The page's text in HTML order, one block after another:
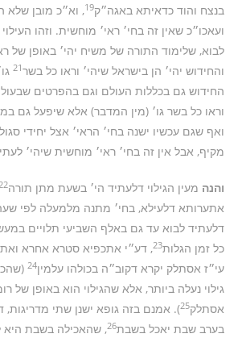
בנצח והוד כדאיתא באגה״ק19, וא״כ מובן שלא
ועאכו״כ שאין זה בחי׳ ראי׳ מוחשית. וזהו
לבוא, שלימוד התורה של משיח יהי׳ באופן של
והחידוש יהי׳ הן בישראל שיהי׳ וראו כל בשר21
החידוש גם בכללות העולם וגם בהפרטים
וראו כל בשר גו׳ (מין המדבר) אלא שיפעל גם
ואף שגם עכשיו ישנה בחי׳ הראי׳ אצל יחידי
מקיף, אבל אין זה בחי׳ ראי׳ מוחשית שיהי׳
והנה מעין הגילוי דלעתיד הי׳ בשעת מתן תורה
אתערותא דלעילא, בחי׳ מתנה מלמעלה לפי
דלעתיד לבוא עד גם באלף השביעי תלויים
כל זמן הגלות23, דע״י אתכפיא סטרא אחרא
עי״ז אסתלק יקרא דקוב״ה בכולהו עלמין24
גילוי נעלה ביותר, אלא שהגילוי הוא באופן של
אסתלק25). אמנם בזה גופא ישנן שתי מדריגות,
בערב שבת יאכל בשבת26, שהאכילה בשבת היא